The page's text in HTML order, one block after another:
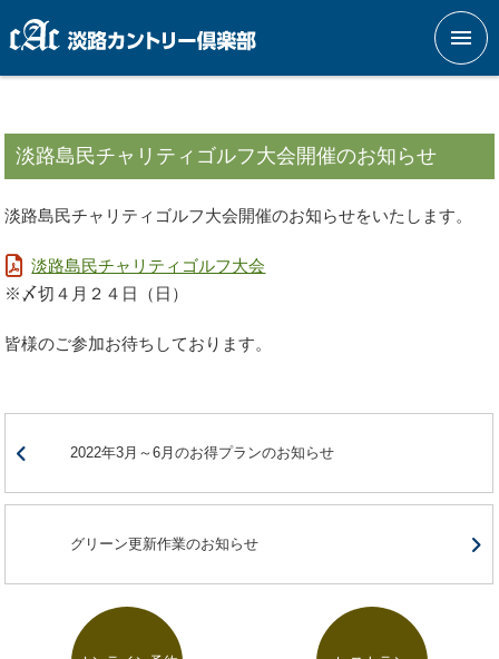
メニ
淡路島民チャリティゴルフ大会開催のお知らせ
淡路島民チャリティゴルフ大会開催のお知らせをいたします。
淡路島民チャリティゴルフ大会
※〆切４月２４日（日）
皆様のご参加お待ちしております。
2022年3月～6月のお得プランのお知らせ
グリーン更新作業のお知らせ